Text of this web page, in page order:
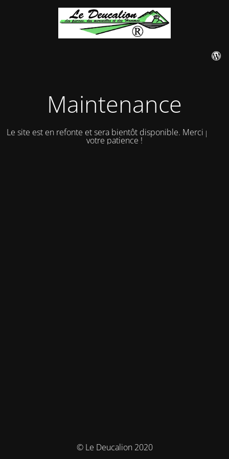
Maintenance
Le site est en refonte et sera bientôt disponible. Merci pour
votre patience !
© Le Deucalion 2020